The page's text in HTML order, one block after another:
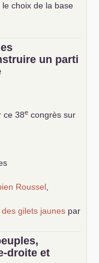
choix de la base
un parti
ce 38e congrès sur
Roussel
gilets jaunes par
marxisme est la
et ouvrier
droite et